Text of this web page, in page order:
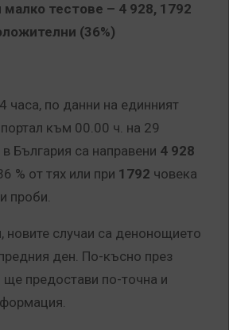
малко тестове – 4 928, 1792
(36%)
часа, по данни на единният
към 00.00 ч. на 29
България са направени 4 928
% от тях или при 1792 човека
проби.
новите случаи са денонощието
ден. По-късно през
предостави по-точна и